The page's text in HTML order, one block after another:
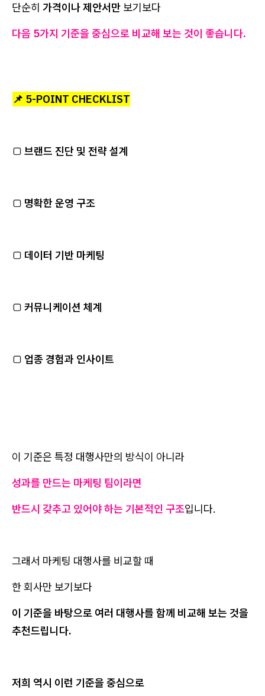
단순히 가격이나 제안서만 보기보다
다음 5가지 기준을 중심으로 비교해 보는 것이 좋습니다.
📌 5-POINT CHECKLIST
□ 브랜드 진단 및 전략 설계
□ 명확한 운영 구조
□ 데이터 기반 마케팅
□ 커뮤니케이션 체계
□ 업종 경험과 인사이트
이 기준은 특정 대행사만의 방식이 아니라
성과를 만드는 마케팅 팀이라면
반드시 갖추고 있어야 하는 기본적인 구조입니다.
그래서 마케팅 대행사를 비교할 때
한 회사만 보기보다
이 기준을 바탕으로 여러 대행사를 함께 비교해 보는 것을
추천드립니다.
저희 역시 이런 기준을 중심으로